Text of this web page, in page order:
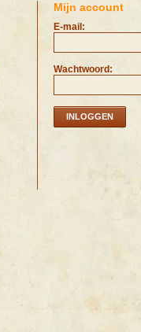
Mijn account
E-mail:
Wachtwoord:
INLOGGEN